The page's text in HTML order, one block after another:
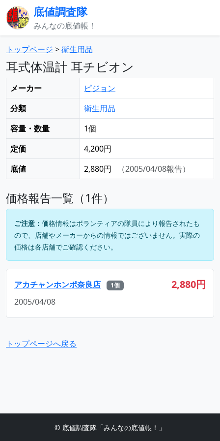
底値調査隊
みんなの底値帳！
トップページ >衛生用品
耳式体温計 耳チビオン
メーカー
ピジョン
分類
衛生用品
容量・数量
1個
定価
4,200円
底値
2,880円 （2005/04/08報告）
価格報告一覧（1件）
ご注意： 価格情報はボランティアの隊員により報告されたも
ので、店舗やメーカーからの情報ではございません。実際の
価格は各店舗でご確認ください。
アカチャンホンポ奈良店 1個 2,880円
2005/04/08
トップページへ戻る
© 底値調査隊「みんなの底値帳！」